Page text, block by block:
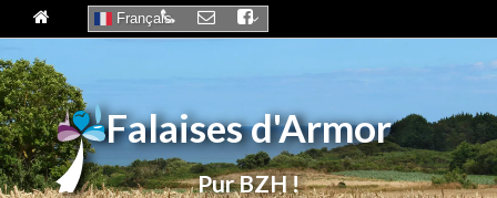
Falaises d'Armor
Pur BZH !
Français